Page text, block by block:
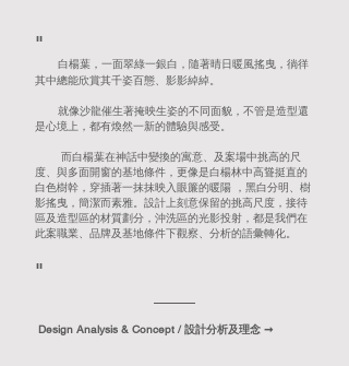
"
白楊葉，一面翠綠一銀白，隨著晴日暖風搖曳，徜徉
其中總能欣賞其千姿百態、影影綽綽。
就像沙龍催生著掩映生姿的不同面貌，不管是造型還
是心境上，都有煥然一新的體驗與感受。
而白楊葉在神話中變換的寓意、及案場中挑高的尺
度、與多面開窗的基地條件，更像是白楊林中高聳挺直的
白色樹幹，穿插著一抹抹映入眼簾的暖陽 ，黑白分明、樹
影搖曳，簡潔而素雅。設計上刻意保留的挑高尺度，接待
區及造型區的材質劃分，沖洗區的光影投射，都是我們在
此案職業、品牌及基地條件下觀察、分析的語彙轉化。
"
Design Analysis & Concept / 設計分析及理念 ➞